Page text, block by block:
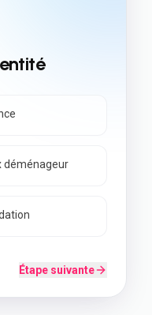
Étape suivante